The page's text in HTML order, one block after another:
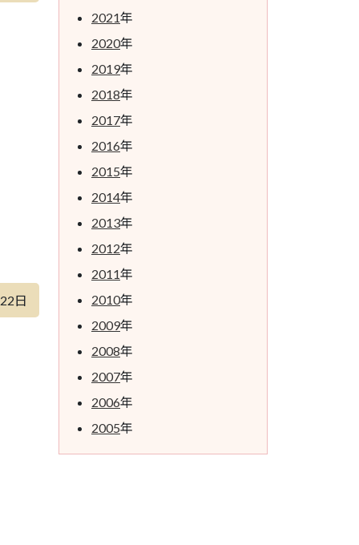
日
2021年
2020年
2019年
2018年
2017年
2016年
2015年
2014年
2013年
2012年
2011年
2010年
2009年
2008年
2007年
2006年
2005年